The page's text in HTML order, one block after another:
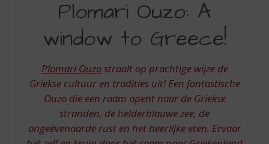
OUZO
TO
GREECE
Plomari Ouzo: A
window to Greece!
Plomari Ouzostraalt op prachtige wijze de
Griekse cultuur en tradities uit! Een fantastische
Ouzo die een raam opent naar de Griekse
stranden, de helderblauwe zee, de
ongeëvenaarde rust en het heerlijke eten. Ervaar